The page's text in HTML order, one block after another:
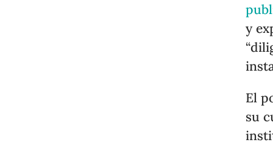
y
El
su